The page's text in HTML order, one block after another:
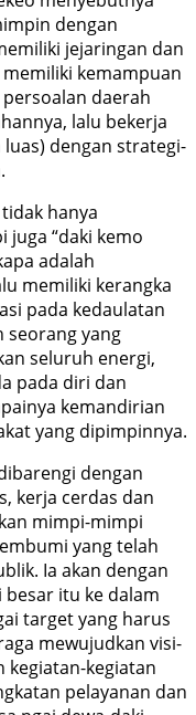
dengan
jejaringan dan
kemampuan
daerah
lalu bekerja
dengan strategi-
hanya
juga “daki kemo
adalah
memiliki kerangka
pada kedaulatan
seorang yang
seluruh energi,
pada diri dan
kemandirian
yang dipimpinnya.
dengan
kerja cerdas dan
mimpi-mimpi
yang telah
Ia akan dengan
itu ke dalam
target yang harus
mewujudkan visi-
kegiatan
pelayanan dan